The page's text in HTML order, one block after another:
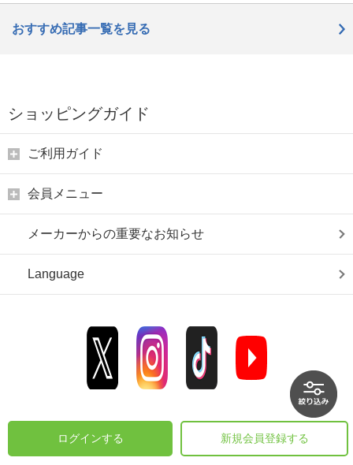
おすすめ記事一覧を見る
ショッピングガイド
ご利用ガイド
会員メニュー
メーカーからの重要なお知らせ
Language
ログインする 新規会員登録する